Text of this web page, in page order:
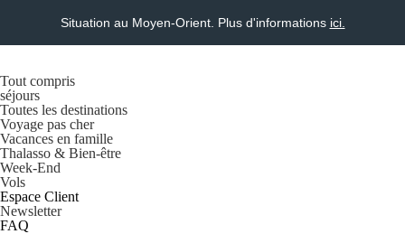
Situation au Moyen-Orient. Plus d'informations ici.
Tout compris
séjours
Toutes les destinations
Voyage pas cher
Vacances en famille
Thalasso & Bien-être
Week-End
Vols
Espace Client
Newsletter
FAQ